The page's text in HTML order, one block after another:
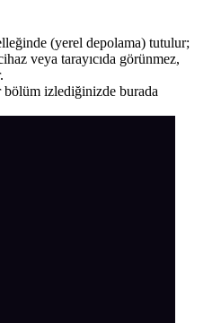
(yerel depolama) tutulur;
veya tarayıcıda görünmez,
izlediğinizde burada